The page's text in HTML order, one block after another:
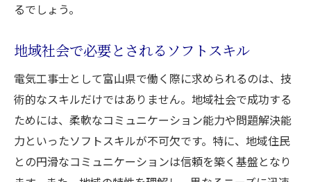
るでしょう。
地域社会で必要とされるソフトスキル
電気工事士として富山県で働く際に求められるのは、技
術的なスキルだけではありません。地域社会で成功する
ためには、柔軟なコミュニケーション能力や問題解決能
力といったソフトスキルが不可欠です。特に、地域住民
との円滑なコミュニケーションは信頼を築く基盤となり